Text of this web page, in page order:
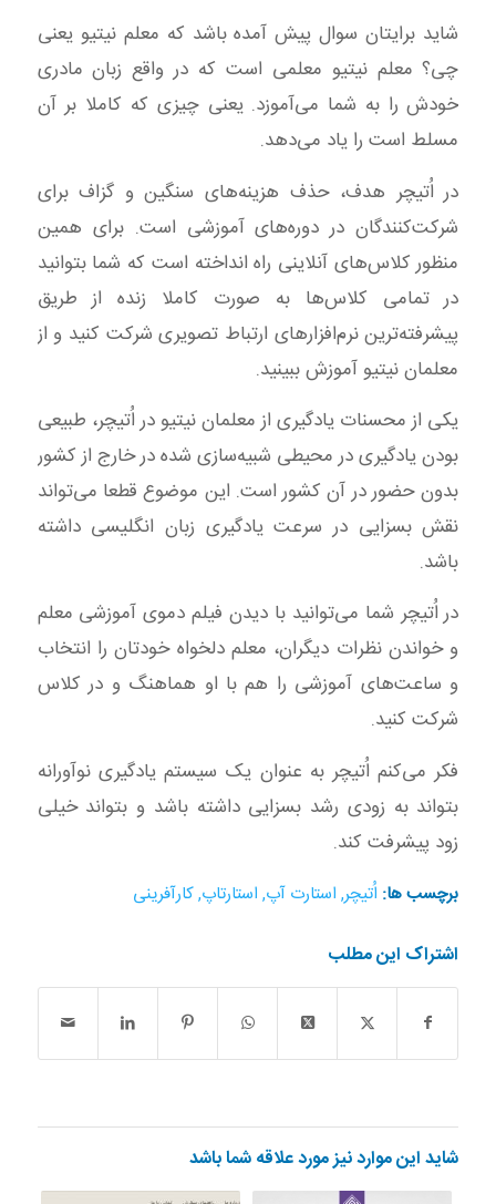
شاید برایتان سوال پیش آمده باشد که معلم نیتیو یعنی
چی؟ معلم نیتیو معلمی است که در واقع زبان مادری
خودش را به شما می‌آموزد. یعنی چیزی که کاملا بر آن
مسلط است را یاد می‌دهد.
در اُتیچر هدف، حذف هزینه‌های سنگین و گزاف برای
شرکت‌کنندگان در دوره‌های آموزشی است. برای همین
منظور کلاس‌های آنلاینی راه انداخته است که شما بتوانید
در تمامی کلاس‌ها به صورت کاملا زنده از طریق
پیشرفته‌ترین نرم‌افزارهای ارتباط تصویری شرکت کنید و از
معلمان نیتیو آموزش ببینید.
یکی از محسنات یادگیری از معلمان نیتیو در اُتیچر، طبیعی
بودن یادگیری در محیطی شبیه‌سازی شده در خارج از کشور
بدون حضور در آن کشور است. این موضوع قطعا می‌تواند
نقش بسزایی در سرعت یادگیری زبان انگلیسی داشته
باشد.
در اُتیچر شما می‌توانید با دیدن فیلم دموی آموزشی معلم
و خواندن نظرات دیگران، معلم دلخواه خودتان را انتخاب
و ساعت‌های آموزشی را هم با او هماهنگ و در کلاس
شرکت کنید.
فکر می‌کنم اُتیچر به عنوان یک سیستم یادگیری نوآورانه
بتواند به زودی رشد بسزایی داشته باشد و بتواند خیلی
زود پیشرفت کند.
برچسب ها: اُتیچر, استارت آپ, استارتاپ,کارآفرینی
اشتراک این مطلب
شاید این موارد نیز مورد علاقه شما باشد